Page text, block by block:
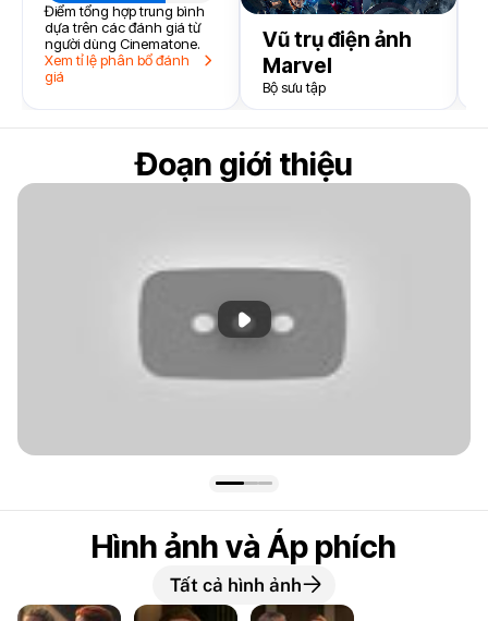
Điểm tổng hợp trung bình
dựa trên các đánh giá từ
người dùng Cinematone.
Xem tỉ lệ phân bổ đánh
giá
Vũ trụ điện ảnh
Marvel
Bộ sưu tập
Đoạn giới thiệu
Phát đoạn giới thiệu
Hình ảnh và Áp phích
Tất cả hình ảnh